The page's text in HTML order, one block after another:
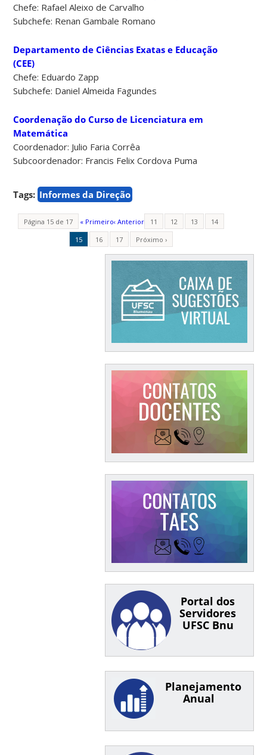
Chefe: Rafael Aleixo de Carvalho
Subchefe: Renan Gambale Romano
Departamento de Ciências Exatas e Educação
(CEE)
Chefe: Eduardo Zapp
Subchefe: Daniel Almeida Fagundes
Coordenação do Curso de Licenciatura em
Matemática
Coordenador: Julio Faria Corrêa
Subcoordenador: Francis Felix Cordova Puma
Tags: Informes da Direção
Página 15 de 17 « Primeiro‹ Anterior 11 12 13
14
15
16 17 Próximo ›
Portal dos
Servidores
UFSC Bnu
Planejamento
Anual